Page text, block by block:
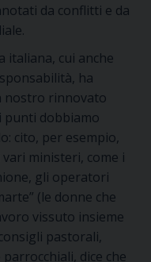
da conflitti e da
italiana, cui anche
ha
nostro rinnovato
punti dobbiamo
cito, per esempio,
ministeri, come i
gli operatori
(le donne che
vissuto insieme
pastorali,
dice che